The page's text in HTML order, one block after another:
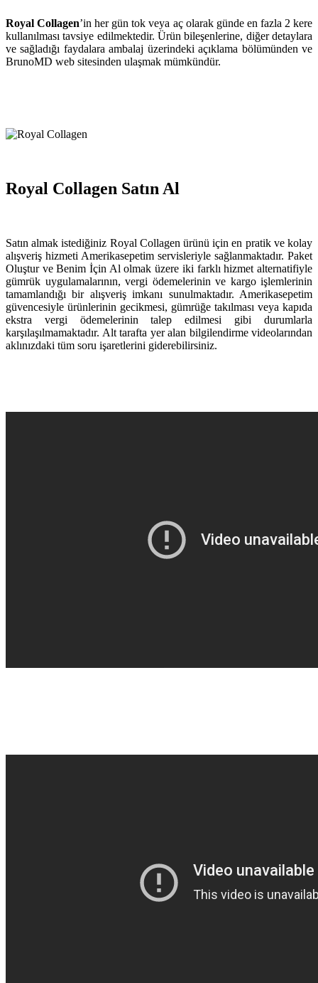
Royal Collagen’in her gün tok veya aç olarak günde en fazla 2 kere
kullanılması tavsiye edilmektedir. Ürün bileşenlerine, diğer detaylara
ve sağladığı faydalara ambalaj üzerindeki açıklama bölümünden ve
BrunoMD web sitesinden ulaşmak mümkündür.
Royal Collagen Satın Al
Satın almak istediğiniz Royal Collagen ürünü için en pratik ve kolay
alışveriş hizmeti Amerikasepetim servisleriyle sağlanmaktadır. Paket
Oluştur ve Benim İçin Al olmak üzere iki farklı hizmet alternatifiyle
gümrük uygulamalarının, vergi ödemelerinin ve kargo işlemlerinin
tamamlandığı bir alışveriş imkanı sunulmaktadır. Amerikasepetim
güvencesiyle ürünlerinin gecikmesi, gümrüğe takılması veya kapıda
ekstra vergi ödemelerinin talep edilmesi gibi durumlarla
karşılaşılmamaktadır. Alt tarafta yer alan bilgilendirme videolarından
aklınızdaki tüm soru işaretlerini giderebilirsiniz.